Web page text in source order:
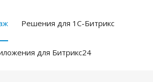
Решения для 1С-Битрикс
для Битрикс24